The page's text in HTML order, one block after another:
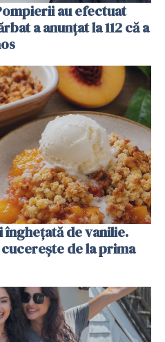
au efectuat
a anunțat la 112 că a
de vanilie.
de la prima